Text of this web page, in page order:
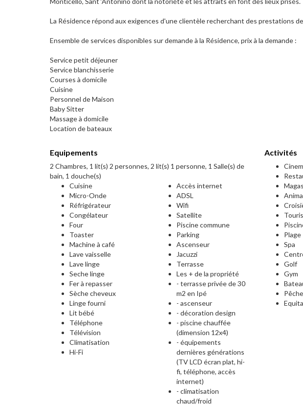
La Résidence répond aux exigences d'une clientèle recherchant des prestations
Ensemble de services disponibles sur demande à la Résidence, prix à la demande :
Service petit déjeuner
Service blanchisserie
Courses à domicile
Cuisine
Personnel de Maison
Baby Sitter
Massage à domicile
Location de bateaux
Equipements
2 Chambres, 1 lit(s) 2 personnes, 2 lit(s) 1 personne, 1 Salle(s) de
bain, 1 douche(s)
Cuisine
Micro-Onde
Réfrigérateur
Congélateur
Four
Toaster
Machine à café
Lave vaisselle
Lave linge
Seche linge
Fer à repasser
Sèche cheveux
Linge fourni
Lit bébé
Téléphone
Télévision
Climatisation
Hi-Fi
Accès internet
ADSL
Wifi
Satellite
Piscine commune
Parking
Ascenseur
Jacuzzi
Terrasse
Les + de la propriété
- terrasse privée de 30
m2 en Ipé
- ascenseur
- décoration design
- piscine chauffée
(dimension 12x4)
- équipements
dernières générations
(TV LCD écran plat, hi-
fi, téléphone, accès
internet)
- climatisation
chaud/froid
Activités
Plage
Spa
Golf
Gym
Pêche